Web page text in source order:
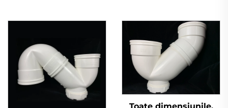
Toate dimensiunile,